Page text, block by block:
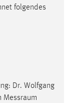
folgendes
Dr. Wolfgang
Messraum